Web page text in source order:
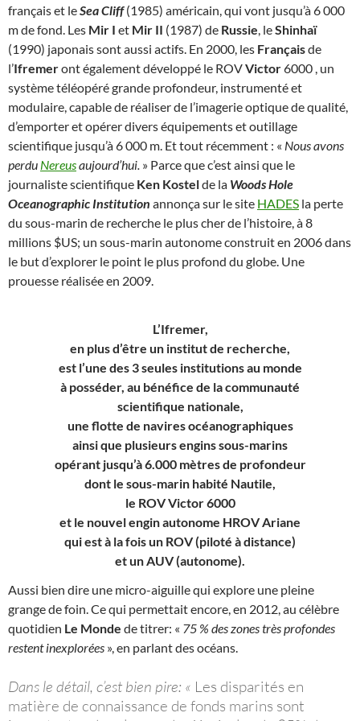
français et leSea Cliff(1985) américain, qui vont jusqu’à 6 000
m de fond. Les Mir I et Mir II (1987) de Russie, leShinhaï
(1990) japonais sont aussi actifs. En 2000, les Françaisde
l’Ifremeront également développé le ROVVictor6000 , un
système téléopéré grande profondeur, instrumenté et
modulaire, capable de réaliser de l’imagerie optique de qualité,
d’emporter et opérer divers équipements et outillage
scientifique jusqu’à 6 000 m. Et tout récemment : « Nous avons
perdu Nereusaujourd’hui. » Parce que c’est ainsi que le
journaliste scientifique Ken Kostelde la Woods Hole
Oceanographic Institution annonça sur le site HADES la perte
du sous-marin de recherche le plus cher de l’histoire, à 8
millions $US; un sous-marin autonome construit en 2006 dans
le but d’explorer le point le plus profond du globe. Une
prouesse réalisée en 2009.
L’Ifremer,
en plus d’être un institut de recherche,
est l’une des 3 seules institutions au monde
à posséder, au bénéfice de la communauté
scientifique nationale,
une flotte de navires océanographiques
ainsi que plusieurs engins sous-marins
opérant jusqu’à 6.000 mètres de profondeur
dont le sous-marin habité Nautile,
le ROV Victor 6000
et le nouvel engin autonome HROV Ariane
qui est à la fois un ROV (piloté à distance)
et un AUV (autonome).
Aussi bien dire une micro-aiguille qui explore une pleine
grange de foin. Ce qui permettait encore, en 2012, au célèbre
quotidien Le Monde de titrer: « 75 % des zones très profondes
restent inexplorées », en parlant des océans.
Dans le détail, c’est bien pire: « Les disparités en
matière de connaissance de fonds marins sont